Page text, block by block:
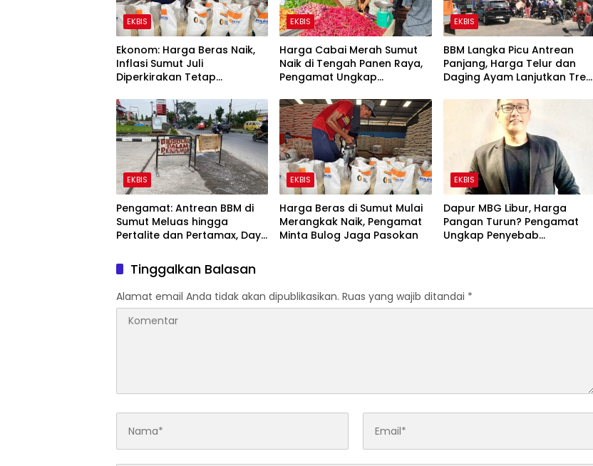
EKBIS
Ekonom: Harga Beras Naik,
Inflasi Sumut Juli
Diperkirakan Tetap
EKBIS
Harga Cabai Merah Sumut
Naik di Tengah Panen Raya,
Pengamat Ungkap
EKBIS
BBM Langka Picu Antrean
Panjang, Harga Telur dan
Daging Ayam Lanjutkan Tren
EKBIS
Pengamat: Antrean BBM di
Sumut Meluas hingga
Pertalite dan Pertamax, Daya
EKBIS
Harga Beras di Sumut Mulai
Merangkak Naik, Pengamat
Minta Bulog Jaga Pasokan
EKBIS
Dapur MBG Libur, Harga
Pangan Turun? Pengamat
Ungkap Penyebab
Tinggalkan Balasan
Alamat email Anda tidak akan dipublikasikan. Ruas yang wajib ditandai *